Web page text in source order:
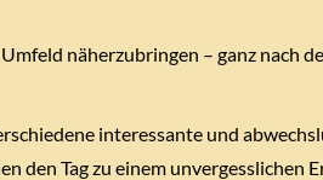
näherzubringen – ganz nach
interessante und
den Tag zu einem unvergesslichen